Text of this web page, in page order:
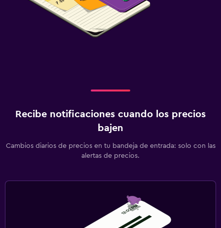
Recibe notificaciones cuando los precios
bajen
Cambios diarios de precios en tu bandeja de entrada: solo con las
alertas de precios.